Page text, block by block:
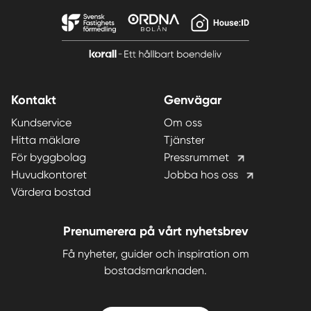
Kontakt
Kundservice
Hitta mäklare
För byggbolag
Huvudkontoret
Värdera bostad
Genvägar
Om oss
Tjänster
Pressrummet
Jobba hos oss
Prenumerera på vårt nyhetsbrev
Få nyheter, guider och inspiration om
bostadsmarknaden.